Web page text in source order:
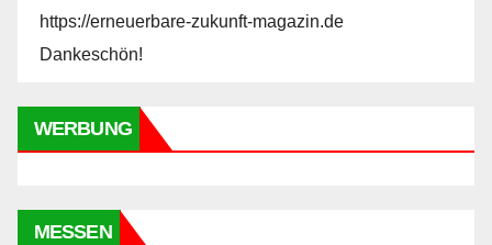
https://erneuerbare-zukunft-magazin.de
Dankeschön!
WERBUNG
MESSEN